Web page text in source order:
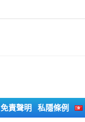
免責聲明 私隱條例